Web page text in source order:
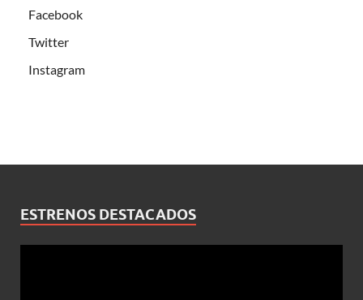
Facebook
Twitter
Instagram
ESTRENOS DESTACADOS